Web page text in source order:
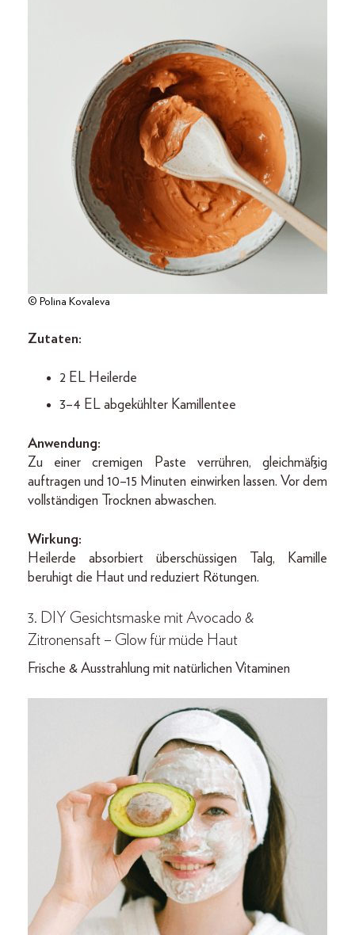
© Polina Kovaleva
Zutaten:
2 EL Heilerde
3–4 EL abgekühlter Kamillentee
Anwendung:
Zu einer cremigen Paste verrühren, gleichmäßig
auftragen und 10–15 Minuten einwirken lassen. Vor dem
vollständigen Trocknen abwaschen.
Wirkung:
Heilerde absorbiert überschüssigen Talg, Kamille
beruhigt die Haut und reduziert Rötungen.
3. DIY Gesichtsmaske mit Avocado &
Zitronensaft – Glow für müde Haut
Frische & Ausstrahlung mit natürlichen Vitaminen